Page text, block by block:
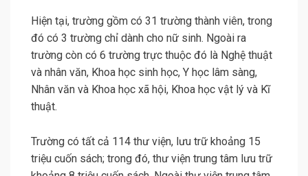
Hiện tại, trường gồm có 31 trường thành viên, trong
đó có 3 trường chỉ dành cho nữ sinh. Ngoài ra
trường còn có 6 trường trực thuộc đó là Nghệ thuật
và nhân văn, Khoa học sinh học, Y học lâm sàng,
Nhân văn và Khoa học xã hội, Khoa học vật lý và Kĩ
thuật.
Trường có tất cả 114 thư viện, lưu trữ khoảng 15
triệu cuốn sách; trong đó, thư viện trung tâm lưu trữ